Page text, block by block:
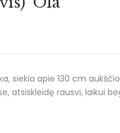
siekia apie 130 cm
atsiskleidę rausvi, laikui